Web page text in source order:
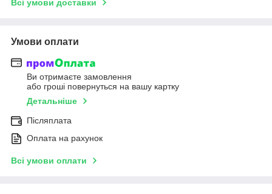
Всі умови доставки
Умови оплати
Ви отримаєте замовлення
або гроші повернуться на вашу картку
Детальніше
Післяплата
Оплата на рахунок
Всі умови оплати